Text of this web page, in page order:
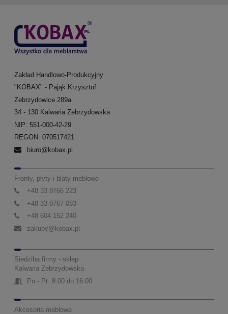
Zakład Handlowo-Produkcyjny
"KOBAX" - Pająk Krzysztof
Zebrzydowice 289a
34 - 130 Kalwaria Zebrzydowska
NIP: 551-000-42-29
REGON: 070517421
biuro@kobax.pl
Fronty, płyty i blaty meblowe
+48 33 8766 223
+48 33 8767 083
+48 604 152 240
zakupy@kobax.pl
Siedziba firmy - sklep
Kalwaria Zebrzydowska
Pn - Pt: 8:00 do 16:00
Akcesoria meblowe